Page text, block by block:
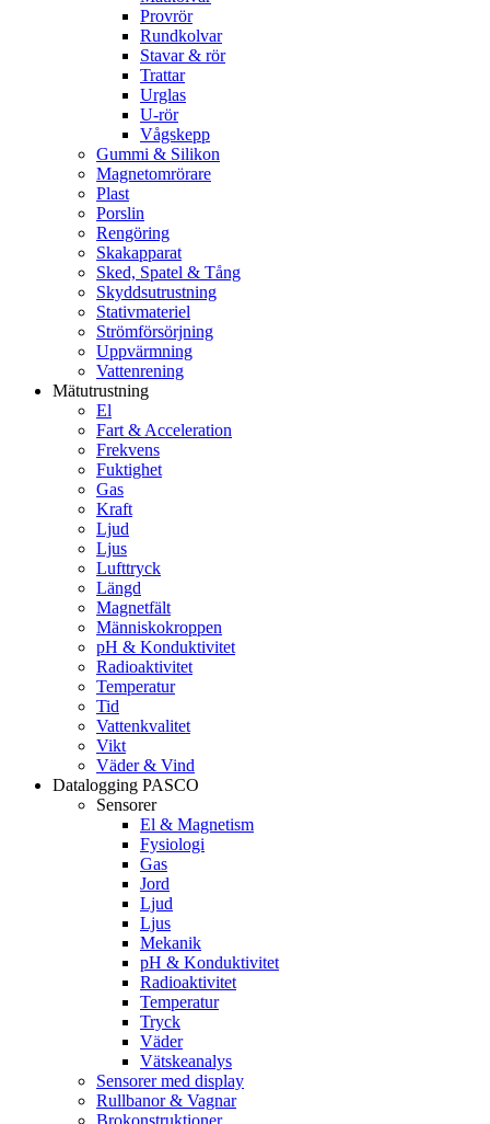
Provrör
Rundkolvar
Stavar & rör
Trattar
Urglas
U-rör
Vågskepp
Gummi & Silikon
Magnetomrörare
Plast
Porslin
Rengöring
Skakapparat
Sked, Spatel & Tång
Skyddsutrustning
Stativmateriel
Strömförsörjning
Uppvärmning
Vattenrening
Mätutrustning
El
Fart & Acceleration
Frekvens
Fuktighet
Gas
Kraft
Ljud
Ljus
Lufttryck
Längd
Magnetfält
Människokroppen
pH & Konduktivitet
Radioaktivitet
Temperatur
Tid
Vattenkvalitet
Vikt
Väder & Vind
Datalogging PASCO
Sensorer
El & Magnetism
Fysiologi
Gas
Jord
Ljud
Ljus
Mekanik
pH & Konduktivitet
Radioaktivitet
Temperatur
Tryck
Väder
Vätskeanalys
Sensorer med display
Rullbanor & Vagnar
Brokonstruktioner